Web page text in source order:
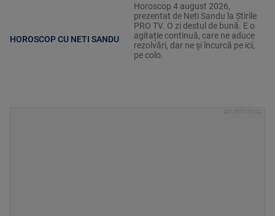
HOROSCOP CU NETI SANDU
Horoscop 4 august 2026,
prezentat de Neti Sandu la Știrile
PRO TV. O zi destul de bună. E o
agitație continuă, care ne aduce
rezolvări, dar ne și încurcă pe ici,
pe colo.